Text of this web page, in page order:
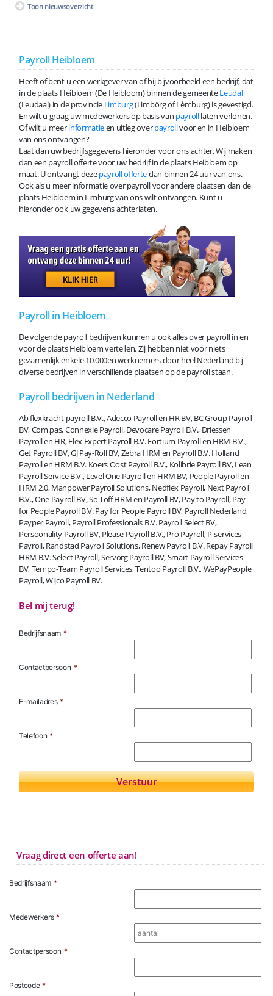
Toon nieuwsoverzicht
Payroll Heibloem
Heeft of bent u een werkgever van of bij bijvoorbeeld een bedrijf, dat
in de plaats Heibloem (De Heibloom) binnen de gemeenteLeudal
(Leudaal) in de provincie Limburg(Limbörg of Lèmburg) is gevestigd.
En wilt u graag uw medewerkers op basis van payrolllaten verlonen.
Of wilt u meerinformatieen uitleg overpayrollvoor en in Heibloem
van ons ontvangen?
Laat dan uw bedrijfsgegevens hieronder voor ons achter. Wij maken
dan een payroll offerte voor uw bedrijf in de plaats Heibloem op
maat. U ontvangt dezepayroll offertedan binnen 24 uur van ons.
Ook als u meer informatie over payroll voor andere plaatsen dan de
plaats Heibloem in Limburg van ons wilt ontvangen. Kunt u
hieronder ook uw gegevens achterlaten.
Payroll in Heibloem
De volgende payroll bedrijven kunnen u ook alles over payroll in en
voor de plaats Heibloem vertellen. Zij hebben niet voor niets
gezamenlijk enkele 10.000en werknemers door heel Nederland bij
diverse bedrijven in verschillende plaatsen op de payroll staan.
Payroll bedrijven in Nederland
Ab flexkracht payroll B.V., Adecco Payroll en HR BV, BC Group Payroll
BV, Com.pas, Connexie Payroll, Devocare Payroll B.V., Driessen
Payroll en HR, Flex Expert Payroll B.V. Fortium Payroll en HRM B.V.,
Get Payroll BV, GJ Pay-Roll BV, Zebra HRM en Payroll B.V. Holland
Payroll en HRM B.V. Koers Oost Payroll B.V., Kolibrie Payroll BV, Lean
Payroll Service B.V., Level One Payroll en HRM BV, People Payroll en
HRM 2.0, Manpower Payroll Solutions, Nedflex Payroll, Next Payroll
B.V., One Payroll BV, So Toff HRM en Payroll BV, Pay to Payroll, Pay
for People Payroll B.V. Pay for People Payroll BV, Payroll Nederland,
Payper Payroll, Payroll Professionals B.V. Payroll Select BV,
Persoonality Payroll BV, Please Payroll B.V., Pro Payroll, P-services
Payroll, Randstad Payroll Solutions, Renew Payroll B.V. Repay Payroll
HRM B.V. Select Payroll, Servorg Payroll BV, Smart Payroll Services
BV, Tempo-Team Payroll Services, Tentoo Payroll B.V., WePayPeople
Payroll, Wijco Payroll BV.
Bel mij terug!
Bedrijfsnaam *
Contactpersoon *
E-mailadres *
Telefoon *
Vraag direct een offerte aan!
Bedrijfsnaam *
Medewerkers *
Contactpersoon *
Postcode *